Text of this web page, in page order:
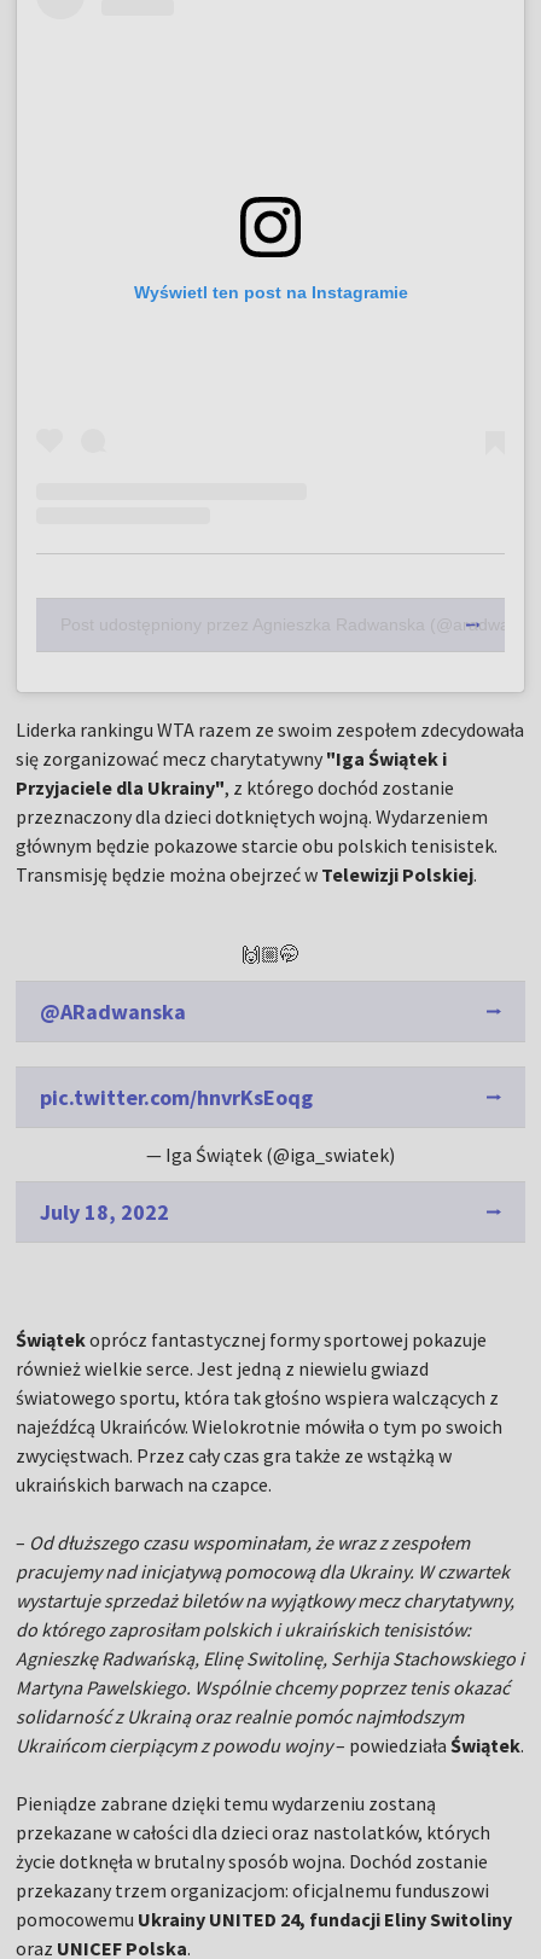
Wyświetl ten post na Instagramie
Post udostępniony przez Agnieszka Radwanska
Liderka rankingu WTA razem ze swoim zespołem zdecydowała
się zorganizować mecz charytatywny "Iga Świątek i
Przyjaciele dla Ukrainy", z którego dochód zostanie
przeznaczony dla dzieci dotkniętych wojną. Wydarzeniem
głównym będzie pokazowe starcie obu polskich tenisistek.
Transmisję będzie można obejrzeć w Telewizji Polskiej.
🙌🏼🤭
@ARadwanska
pic.twitter.com/hnvrKsEoqg
— Iga Świątek (@iga_swiatek)
July 18, 2022
Świątekoprócz fantastycznej formy sportowej pokazuje
również wielkie serce. Jest jedną z niewielu gwiazd
światowego sportu, która tak głośno wspiera walczących z
najeźdźcą Ukraińców. Wielokrotnie mówiła o tym po swoich
zwycięstwach. Przez cały czas gra także ze wstążką w
ukraińskich barwach na czapce.
– Od dłuższego czasu wspominałam, że wraz z zespołem
pracujemy nad inicjatywą pomocową dla Ukrainy. W czwartek
wystartuje sprzedaż biletów na wyjątkowy mecz charytatywny,
do którego zaprosiłam polskich i ukraińskich tenisistów:
Agnieszkę Radwańską, Elinę Switolinę, Serhija Stachowskiego i
Martyna Pawelskiego. Wspólnie chcemy poprzez tenis okazać
solidarność z Ukrainą oraz realnie pomóc najmłodszym
Ukraińcom cierpiącym z powodu wojny– powiedziałaŚwiątek.
Pieniądze zabrane dzięki temu wydarzeniu zostaną
przekazane w całości dla dzieci oraz nastolatków, których
życie dotknęła w brutalny sposób wojna. Dochód zostanie
przekazany trzem organizacjom: oficjalnemu funduszowi
pomocowemu Ukrainy UNITED 24, fundacji Eliny Switoliny
oraz UNICEF Polska.